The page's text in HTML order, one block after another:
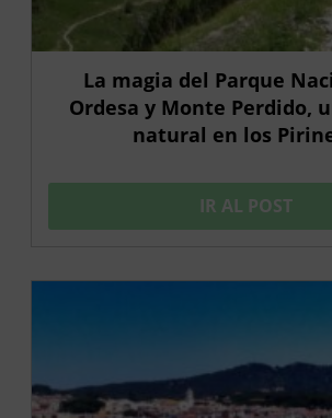
La magia del Parque
Ordesa y Monte Perdido,
natural en los
IR AL POST